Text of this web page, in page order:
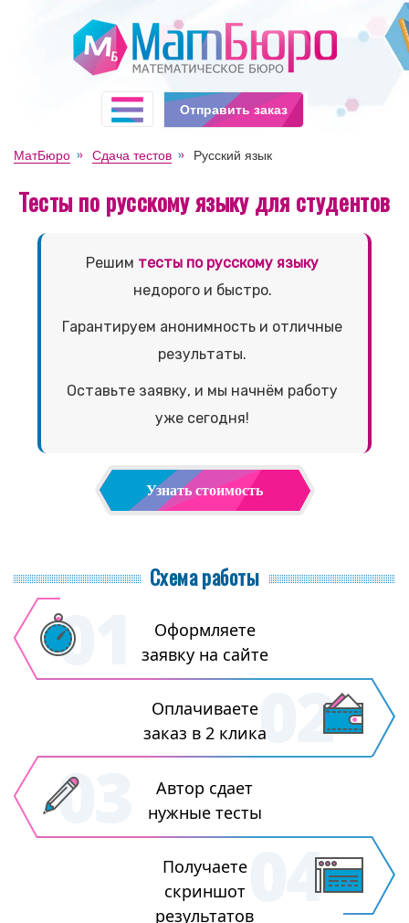
МатБюро Сдача тестов Русский язык
Тесты по русскому языку для студентов
Решим тесты по русскому языку
недорого и быстро.
Гарантируем анонимность и отличные
результаты.
Оставьте заявку, и мы начнём работу
уже сегодня!
Узнать стоимость
Схема работы
Оформляете
заявку на сайте
Оплачиваете
заказ в 2 клика
Автор сдает
нужные тесты
Получаете
скриншот
результатов
Отправить заказ